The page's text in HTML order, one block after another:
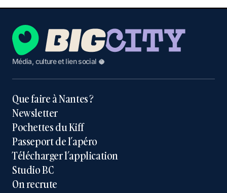
Média, culture et lien social 🥥
Que faire à Nantes ?
Newsletter
Pochettes du Kiff
Passeport de l’apéro
Télécharger l’application
Studio BC
On recrute